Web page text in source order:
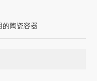
的陶瓷容器